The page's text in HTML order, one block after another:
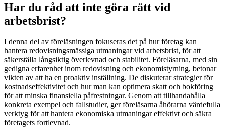
Har du råd att inte göra rätt vid
arbetsbrist?
I denna del av föreläsningen fokuseras det på hur företag kan
hantera redovisningsmässiga utmaningar vid arbetsbrist, för att
säkerställa långsiktig överlevnad och stabilitet. Föreläsarna, med sin
gedigna erfarenhet inom redovisning och ekonomistyrning, betonar
vikten av att ha en proaktiv inställning. De diskuterar strategier för
kostnadseffektivitet och hur man kan optimera skatt och bokföring
för att minska finansiella påfrestningar. Genom att tillhandahålla
konkreta exempel och fallstudier, ger föreläsarna åhörarna värdefulla
verktyg för att hantera ekonomiska utmaningar effektivt och säkra
företagets fortlevnad.